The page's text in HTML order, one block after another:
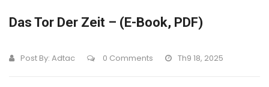
Das Tor Der Zeit – (E-Book, PDF)
Post By: Adtac 0 Comments Th9 18, 2025